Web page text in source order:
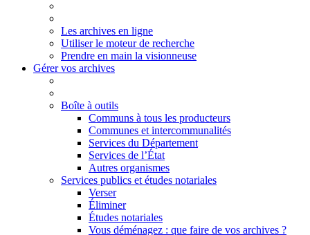
Les archives en ligne
Utiliser le moteur de recherche
Prendre en main la visionneuse
Gérer vos archives
Boîte à outils
Communs à tous les producteurs
Communes et intercommunalités
Services du Département
Services de l’État
Autres organismes
Services publics et études notariales
Verser
Éliminer
Études notariales
Vous déménagez : que faire de vos archives ?